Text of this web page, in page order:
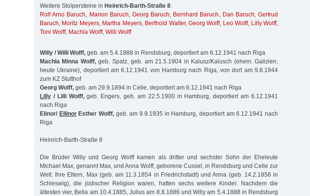
Weitere Stolpersteine in Heinrich-Barth-Straße 8:
Rolf Arno Baruch, Marion Baruch, Georg Baruch, Bernhard Baruch , Dan Baruch,Gertrud
Baruch, Moritz Meyers, Martha Meyers, Berthold Walter, Georg Wolff, Leo Wolff, Lilly Wolff,
Toni Wolff, Machla Wolff, Willi Wolff
Willy / Willi Wolff, geb. am 5.4.1888 in Rendsburg, deportiert am 6.12.1941 nach Riga
Machla Minna Wolff,geb. Spatz, geb. am 21.5.1904 in Kalusz/Kalusch (ehem. Galizien,
heute Ukraine), deportiert am 6.12.1941 von Hamburg nach Riga, von dort am 9.8.1944
zum KZ Stutthof
Georg Wolff, geb. am 29.9.1894 in Celle, deportiert am 6.12.1941 nach Riga
Lilly / Lilli Wolff,geb. Engers, geb. am 22.5.1900 in Hamburg, deportiert am 6.12.1941
nach Riga
Elinor/ EllinorEsther Wolff, geb. am 9.9.1935 in Hamburg, deportiert am 6.12.1941 nach
Riga
Heinrich-Barth-Straße 8
Die Brüder Willy und Georg Wolff kamen als dritter und sechster Sohn der Eheleute
Michael Max, genannt Max, und Anna Wolff, geborene Cussel, in Rendsburg und Celle zur
Welt. Ihre Eltern, Max (geb. am 11.3.1854 in Friedrichstadt) und Anna (geb. 14.2.1856 in
Schleswig), die jüdischer Religion waren, hatten sechs weitere Kinder. Nachdem die
ältesten vier, Bella am 10.4.1885, Julius am 8.8.1886 und Willy am 5.4.1888 in Rendsburg